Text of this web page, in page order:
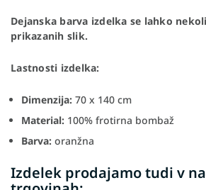
Dejanska barva izdelka se lahko
prikazanih slik.
Lastnosti izdelka:
Dimenzija: 70 x 140 cm
Material: 100% frotirna bombaž
Barva: oranžna
Izdelek prodajamo tudi v